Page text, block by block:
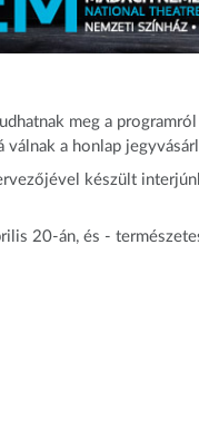
meg a
a honlap
készült
20-án, és -